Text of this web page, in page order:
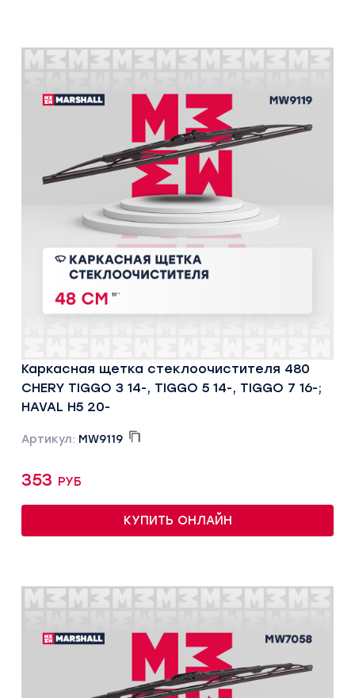
Каркасная щетка стеклоочистителя 480
CHERY TIGGO 3 14-, TIGGO 5 14-, TIGGO 7 16-;
HAVAL H5 20-
Артикул: MW9119
353 руб
КУПИТЬ ОНЛАЙН